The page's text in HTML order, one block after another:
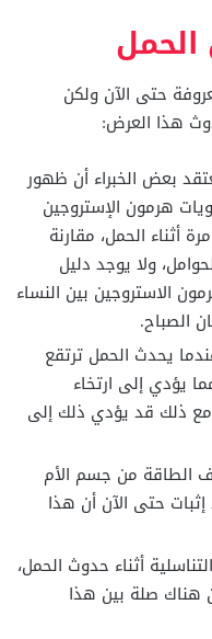
حتى الآن ولكن
هذا العرض:
بعض الخبراء أن ظهور
هرمون الإستروجين
والذي يمكن أن يكون أعلى 100 مرة أثناء الحمل، مقارنة
ولا يوجد دليل
الاستروجين بين النساء
الصباح.
يحدث الحمل ترتقع
يؤدي إلى ارتخاء
ومع ذلك قد يؤدي ذلك إلى
الطاقة من جسم الأم
حتى الآن أن هذا
أثناء حدوث الحمل،
هناك صلة بين هذا